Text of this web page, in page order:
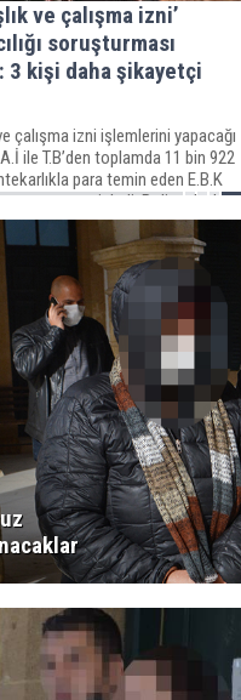
ve çalışma izni’
soruşturması
3 kişi daha şikayetçi
çalışma izni işlemlerini yapacağı
ile T.B’den toplamda 11 bin 922
para temin eden E.B.K
genişledi. Polis, olayla
şikayette bulunduğunu